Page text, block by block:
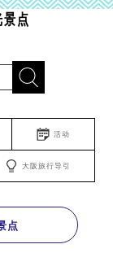
点
活动
大阪旅行导引
点